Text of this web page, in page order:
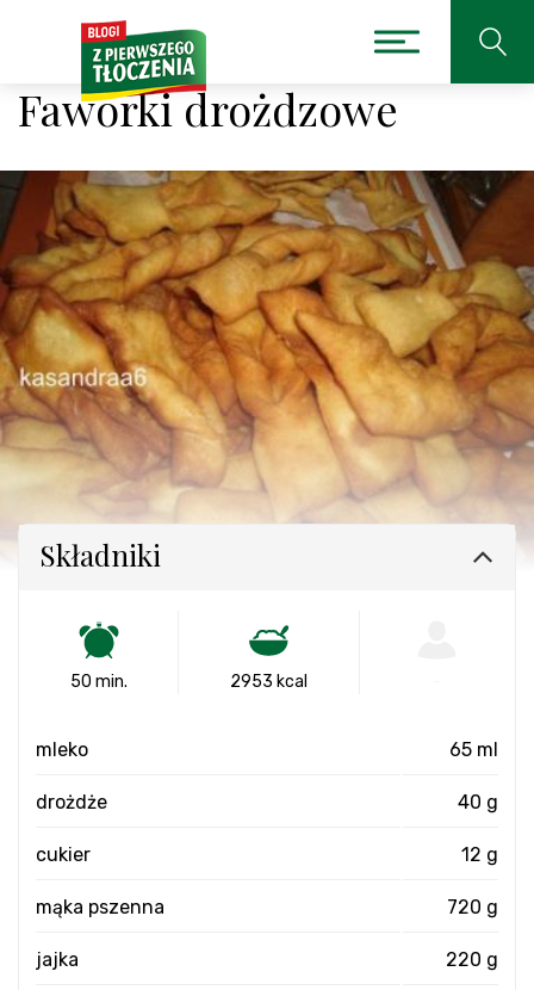
Faworki drożdzowe
Składniki
50 min. 2953 kcal
mleko 65 ml
drożdże 40 g
cukier 12 g
mąka pszenna 720 g
jajka 220 g